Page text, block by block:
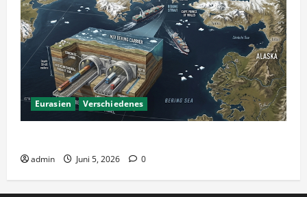
Eurasien Verschiedenes
admin Juni 5, 2026 0